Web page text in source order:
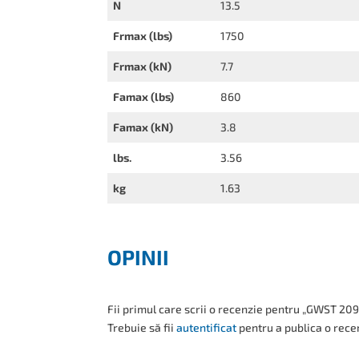
N 13.5
Frmax (lbs) 1750
Frmax (kN) 7.7
Famax (lbs) 860
Famax (kN) 3.8
lbs. 3.56
kg 1.63
OPINII
Fii primul care scrii o recenzie pentru „GWST
Trebuie să fiiautentificat pentru a publica o